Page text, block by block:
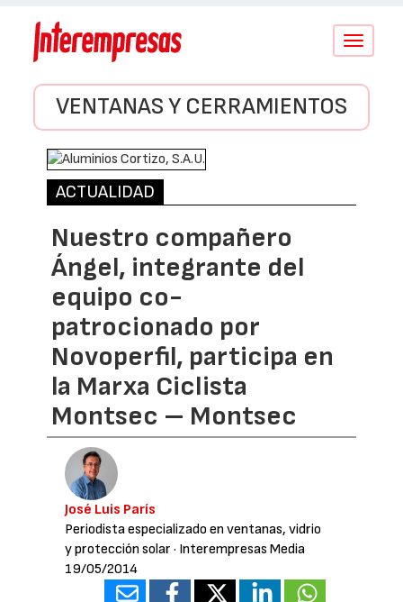
Conmutar
VENTANAS Y CERRAMIENTOS
ACTUALIDAD
Nuestro compañero
Ángel, integrante del
equipo co-
patrocionado por
Novoperfil, participa en
la Marxa Ciclista
Montsec – Montsec
José Luis París
Periodista especializado en ventanas, vidrio
y protección solar · Interempresas Media
19/05/2014